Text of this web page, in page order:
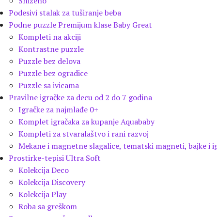
Podesivi stalak za tuširanje beba
Podne puzzle Premijum klase Baby Great
Kompleti na akciji
Kontrastne puzzle
Puzzle bez delova
Puzzle bez ogradice
Puzzle sa ivicama
Pravilne igračke za decu od 2 do 7 godina
Igračke za najmlađe 0+
Komplet igračaka za kupanje Aquababy
Kompleti za stvaralaštvo i rani razvoj
Mekane i magnetne slagalice, tematski magneti, bajke i
Prostirke-tepisi Ultra Soft
Kolekcija Deco
Kolekcija Discovery
Kolekcija Play
Roba sa greškom